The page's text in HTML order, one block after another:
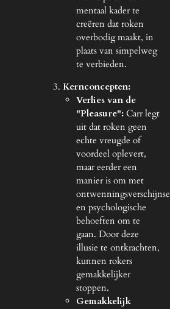
mentaal kader te
creëren dat roken
overbodig maakt, in
plaats van simpelweg
te verbieden.
Kernconcepten:
Verlies van de
"Pleasure": Carr legt
uit dat roken geen
echte vreugde of
voordeel oplevert,
maar eerder een
manier is om met
en psychologische
behoeften om te
gaan. Door deze
illusie te ontkrachten,
kunnen rokers
gemakkelijker
stoppen.
Gemakkelijk